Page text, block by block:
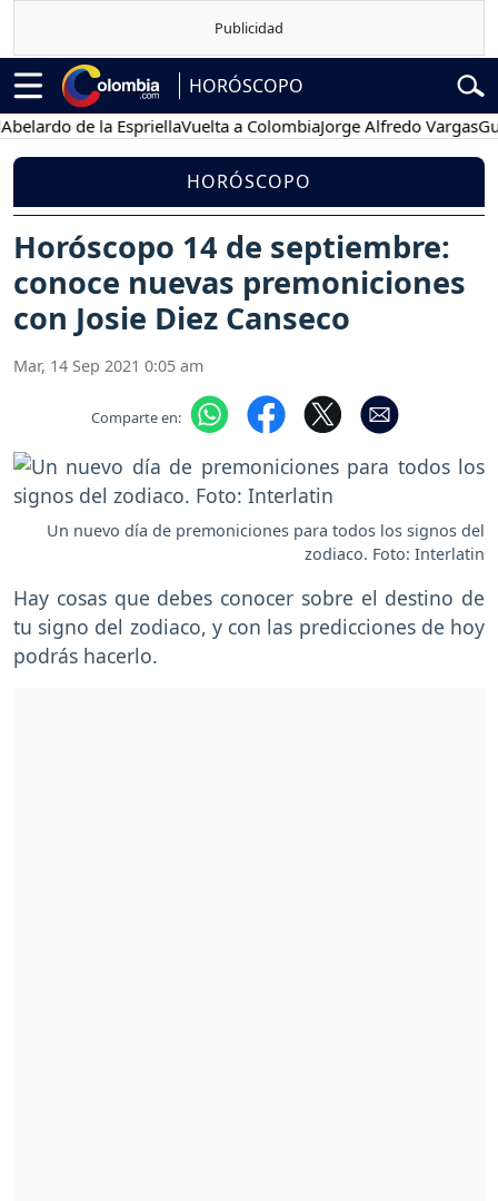
HORÓSCOPO
de la EspriellaVuelta a ColombiaJorge Alfredo Vargas
HORÓSCOPO
Horóscopo 14 de septiembre:
conoce nuevas premoniciones
con Josie Diez Canseco
Mar, 14 Sep 2021 0:05 am
Comparte en:
Un nuevo día de premoniciones para todos los signos del
zodiaco. Foto: Interlatin
Hay cosas que debes conocer sobre el destino de
tu signo del zodiaco, y con las predicciones de hoy
podrás hacerlo.